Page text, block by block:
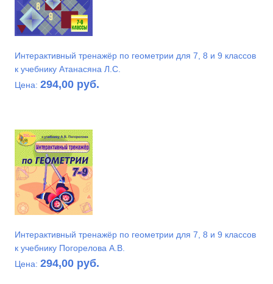
Интерактивный тренажёр по геометрии для 7, 8 и 9 классов
к учебнику Атанасяна Л.С.
Цена: 294,00 руб.
Интерактивный тренажёр по геометрии для 7, 8 и 9 классов
к учебнику Погорелова А.В.
Цена: 294,00 руб.